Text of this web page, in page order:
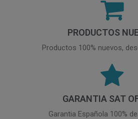
PRODUCTOS
Productos 100% nuevos,
GARANTIA SAT
Garantia Española 100%